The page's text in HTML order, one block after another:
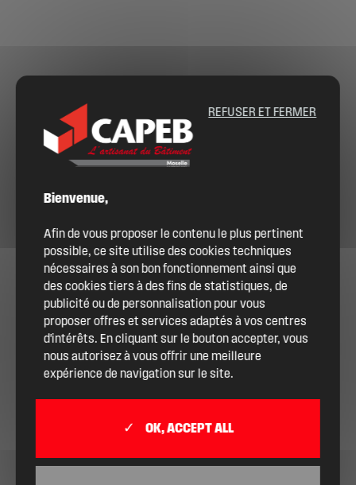
Bienvenue,
Afin de vous proposer le contenu le plus pertinent
possible, ce site utilise des cookies techniques
nécessaires à son bon fonctionnement ainsi que
des cookies tiers à des fins de statistiques, de
publicité ou de personnalisation pour vous
proposer offres et services adaptés à vos centres
d'intérêts. En cliquant sur le bouton accepter, vous
nous autorisez à vous offrir une meilleure
expérience de navigation sur le site.
OK, ACCEPT ALL
REFUSER ET FERMER